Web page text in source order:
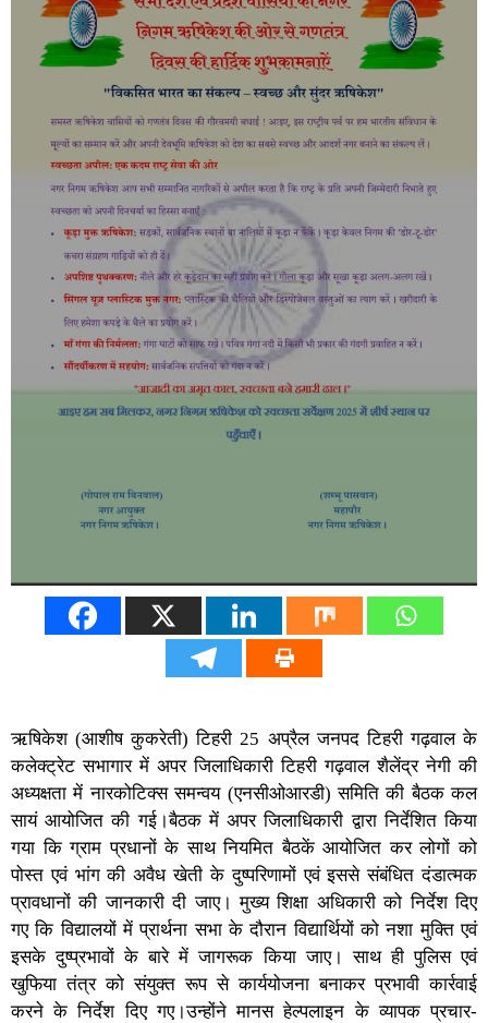
ऋषिकेश (आशीष कुकरेती) टिहरी 25 अप्रैल जनपद टिहरी गढ़वाल के
कलेक्ट्रेट सभागार में अपर जिलाधिकारी टिहरी गढ़वाल शैलेंद्र नेगी की
अध्यक्षता में नारकोटिक्स समन्वय (एनसीओआरडी) समिति की बैठक कल
सायं आयोजित की गई।बैठक में अपर जिलाधिकारी द्वारा निर्देशित किया
गया कि ग्राम प्रधानों के साथ नियमित बैठकें आयोजित कर लोगों को
पोस्त एवं भांग की अवैध खेती के दुष्परिणामों एवं इससे संबंधित दंडात्मक
प्रावधानों की जानकारी दी जाए। मुख्य शिक्षा अधिकारी को निर्देश दिए
गए कि विद्यालयों में प्रार्थना सभा के दौरान विद्यार्थियों को नशा मुक्ति एवं
इसके दुष्प्रभावों के बारे में जागरूक किया जाए। साथ ही पुलिस एवं
खुफिया तंत्र को संयुक्त रूप से कार्ययोजना बनाकर प्रभावी कार्रवाई
करने के निर्देश दिए गए।उन्होंने मानस हेल्पलाइन के व्यापक प्रचार-